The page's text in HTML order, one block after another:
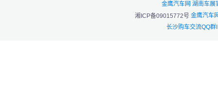
金鹰汽车网 湖南车展
湘ICP备09015772号 金鹰汽车
长沙购车交流QQ